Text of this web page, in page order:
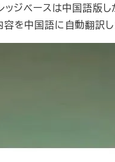
ジベースは中国語版
を中国語に自動翻訳